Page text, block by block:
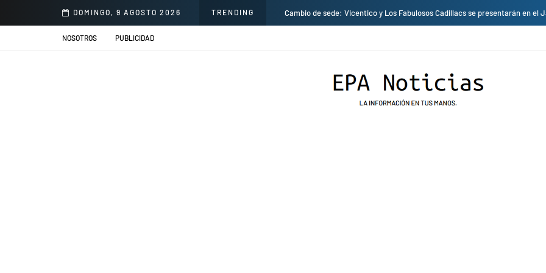
DOMINGO, 9 AGOSTO 2026 TRENDING
Delgado para mejorar la atención en salud Cambio de sede: Vicentico y Los Fabulosos Cadillacs se presentarán en el
NOSOTROS PUBLICIDAD